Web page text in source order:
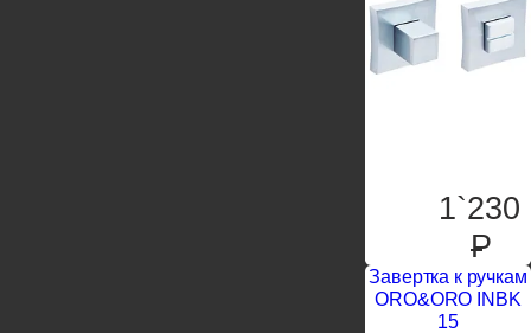
1`230
P
Завертка к ручкам
ORO&ORO INBK
15